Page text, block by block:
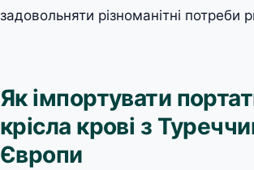
задовольняти різноманітні потреби
Як імпортувати
крісла крові з
Європи